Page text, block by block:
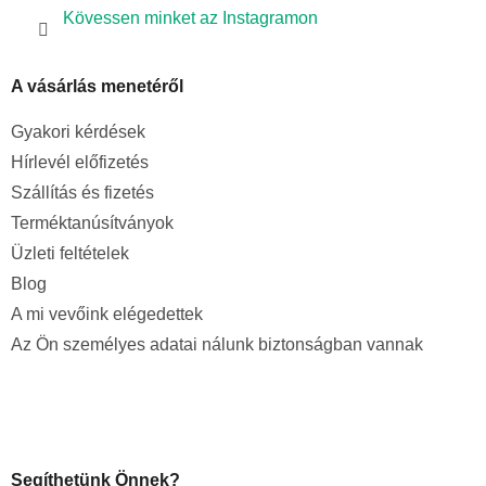
Kövessen minket az Instagramon
A vásárlás menetéről
Gyakori kérdések
Hírlevél előfizetés
Szállítás és fizetés
Terméktanúsítványok
Üzleti feltételek
Blog
A mi vevőink elégedettek
Az Ön személyes adatai nálunk biztonságban vannak
Segíthetünk Önnek?